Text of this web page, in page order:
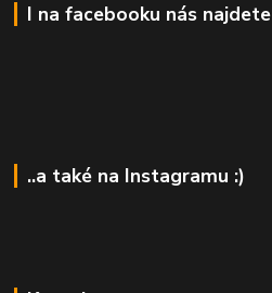
I na facebooku nás najdete
..a také na Instagramu :)